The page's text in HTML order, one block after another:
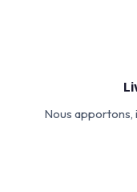
Nous apportons,